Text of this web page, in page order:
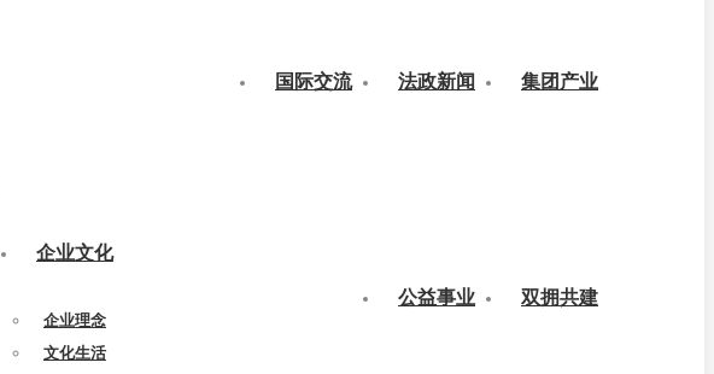
国际交流 法政新闻 集团产业
企业文化
企业理念
文化生活
公益事业 双拥共建